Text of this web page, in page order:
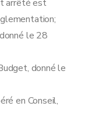
abrogatoires
arrêté est
le 28
donné le
en Conseil,